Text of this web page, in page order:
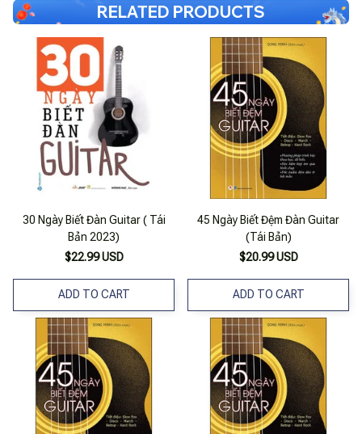
RELATED PRODUCTS
30 Ngày Biết Đàn Guitar ( Tái
Bản 2023)
$22.99 USD
ADD TO CART
45 Ngày Biết Đệm Đàn Guitar
(Tái Bản)
$20.99 USD
ADD TO CART